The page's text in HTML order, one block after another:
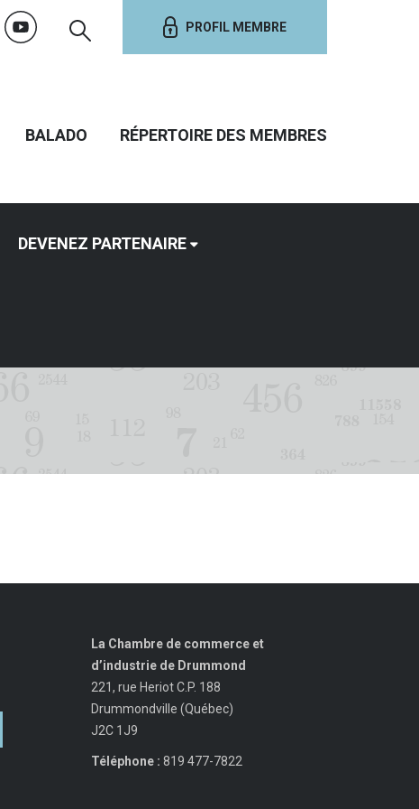
PROFIL MEMBRE
BALADO RÉPERTOIRE DES MEMBRES
DEVENEZ PARTENAIRE
La Chambre de commerce et
d’industrie de Drummond
221, rue Heriot C.P. 188
Drummondville (Québec)
J2C 1J9
Téléphone : 819 477-7822